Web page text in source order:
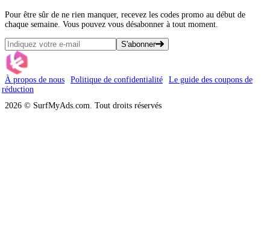
Pour être sûr de ne rien manquer, recevez les codes promo au début de
chaque semaine. Vous pouvez vous désabonner à tout moment.
S'abonner
À propos de nous Politique de confidentialité
Le guide des coupons de
réduction
2026 © SurfMyAds.com. Tout droits réservés